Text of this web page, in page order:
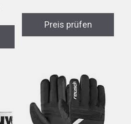
Preis prüfen